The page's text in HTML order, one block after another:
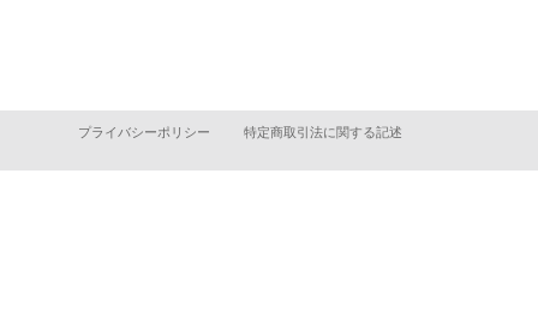
プライバシーポリシー 特定商取引法に関する記述